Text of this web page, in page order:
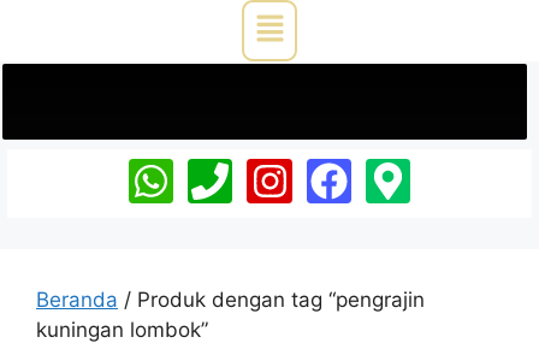
Beranda / Produk dengan tag “pengrajin
kuningan lombok”